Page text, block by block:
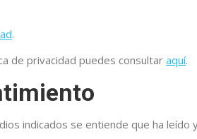
.
de privacidad puedes consultar aquí.
indicados se entiende que ha